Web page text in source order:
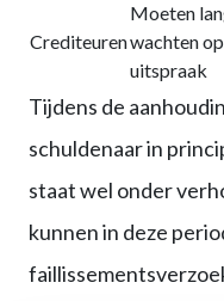
Crediteuren
Moeten
wachten op
uitspraak
Tijdens de
schuldenaar in
staat wel onder
kunnen in deze